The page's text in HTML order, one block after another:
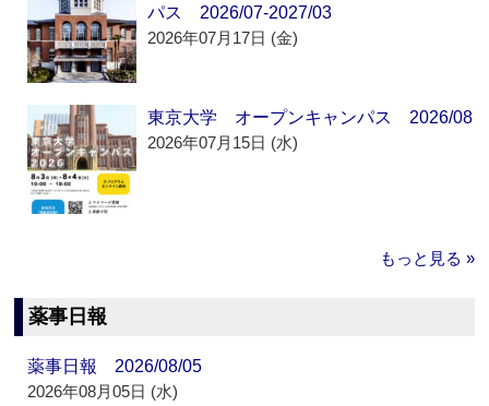
パス 2026/07-2027/03
2026年07月17日 (金)
東京大学 オープンキャンパス 2026/08
2026年07月15日 (水)
もっと見る »
薬事日報
薬事日報 2026/08/05
2026年08月05日 (水)